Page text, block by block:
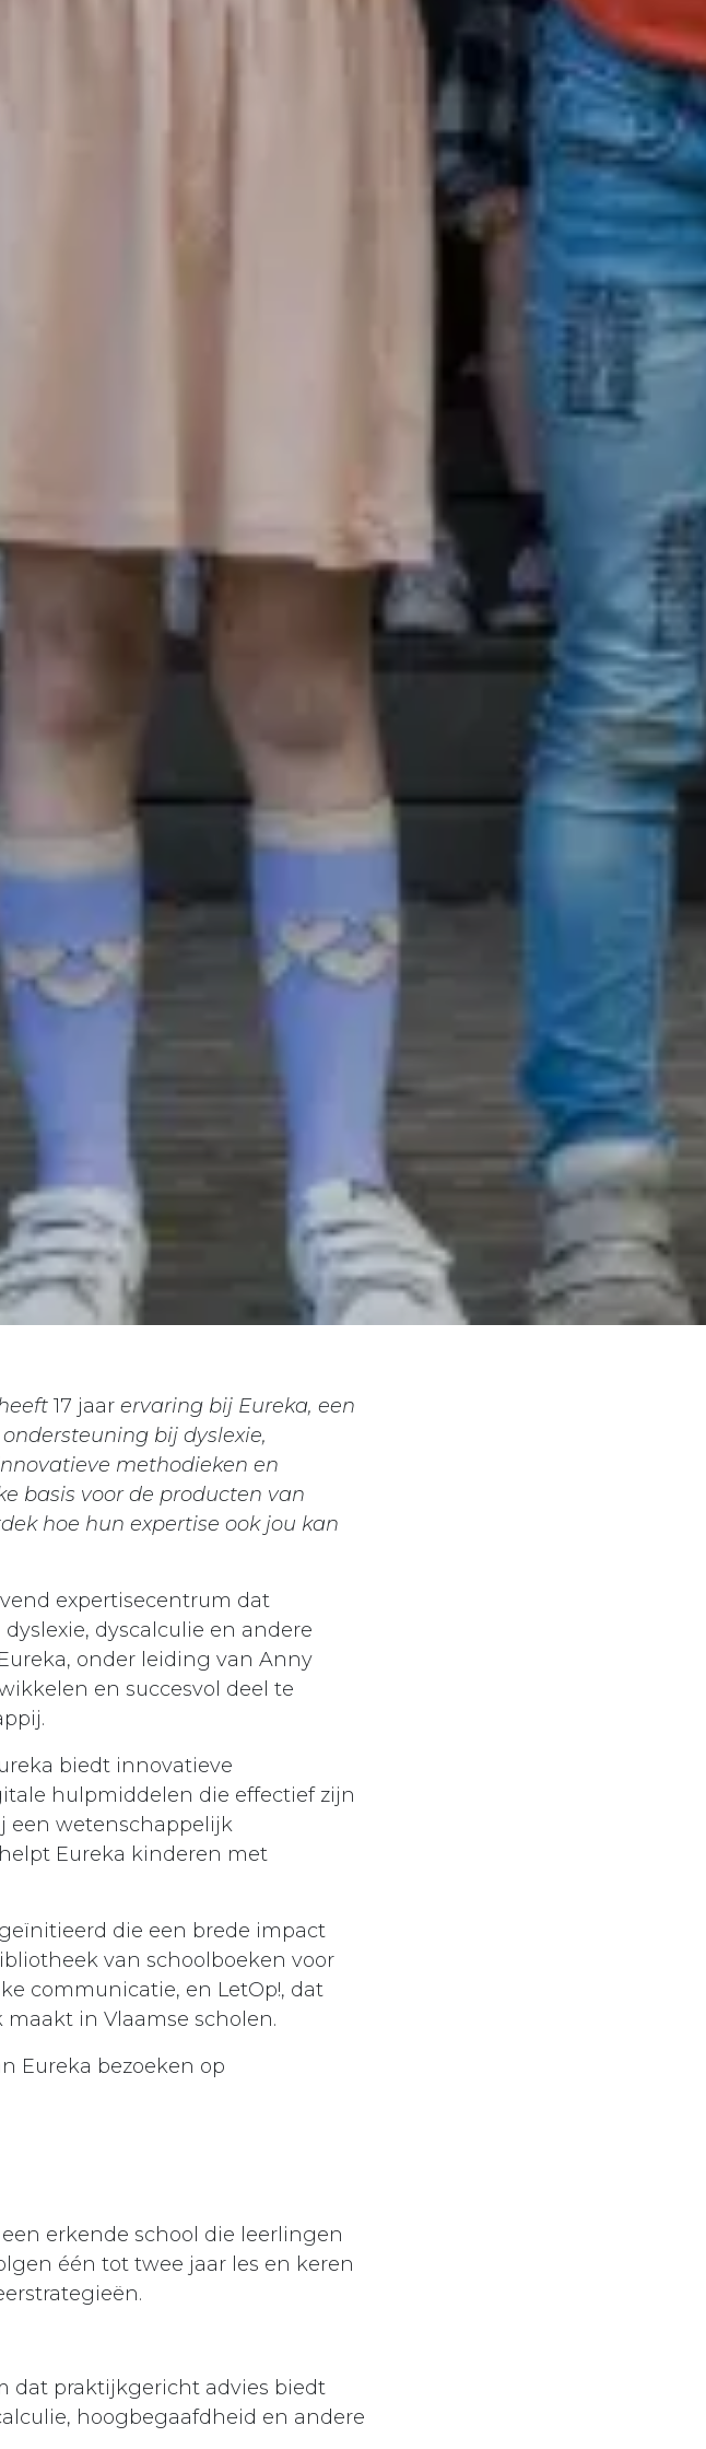
17 jaar ervaring bij Eureka, een
bij dyslexie,
methodieken en
basis voor de producten van
hoe hun expertise ook jou kan
expertisecentrum dat
dyscalculie en andere
onder leiding van Anny
en succesvol deel te
biedt innovatieve
hulpmiddelen die effectief zijn
een wetenschappelijk
Eureka kinderen met
die een brede impact
van schoolboeken voor
communicatie, en LetOp!, dat
in Vlaamse scholen.
Eureka bezoeken op
erkende school die leerlingen
één tot twee jaar les en keren
dat praktijkgericht advies biedt
hoogbegaafdheid en andere